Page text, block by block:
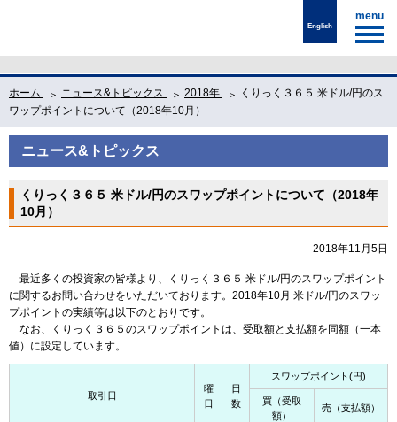
English
ホーム ニュース&トピックス 2018年
くりっく３６５ 米ドル/円のス
ワップポイントについて（2018年10月）
ニュース&トピックス
くりっく３６５ 米ドル/円のスワップポイントについて（2018年
10月）
2018年11月5日
最近多くの投資家の皆様より、くりっく３６５ 米ドル/円のスワップポイント
に関するお問い合わせをいただいております。2018年10月 米ドル/円のスワッ
プポイントの実績等は以下のとおりです。
なお、くりっく３６５のスワップポイントは、受取額と支払額を同額（一本
値）に設定しています。
取引日
曜
日
日
数
スワップポイント(円)
買（受取
額）
売（支払額）
menu